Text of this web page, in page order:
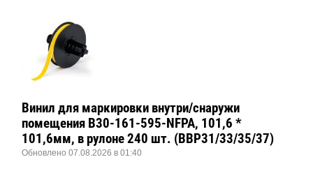
Винил для маркировки внутри/снаружи
помещения B30-161-595-NFPA, 101,6 *
101,6мм, в рулоне 240 шт. (BBP31/33/35/37)
Обновлено 07.08.2026 в 01:40